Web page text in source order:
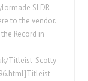
SLDR
to the vendor.
Record in
Titleist-Scotty-